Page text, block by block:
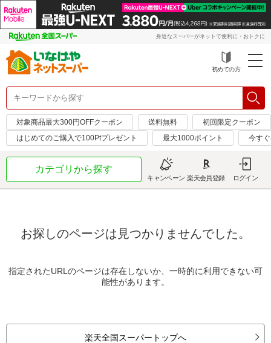
身近なスーパーがネットで便利に・おトクに
初めての方
対象商品最大300円OFFクーポン 送料無料
初回限定クーポン
はじめてのご購入で100Ptプレゼント
最大1000ポイント 今す
カテゴリから探す
キャンペーン 楽天会員登録 ログイン
お探しのページは見つかりませんでした。
指定されたURLのページは存在しないか、一時的に利用できない可
能性があります。
楽天全国スーパートップへ